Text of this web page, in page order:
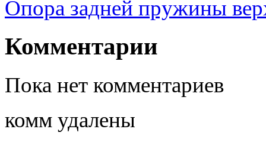
Опора задней пружины
Комментарии
Пока нет комментариев
комм удалены